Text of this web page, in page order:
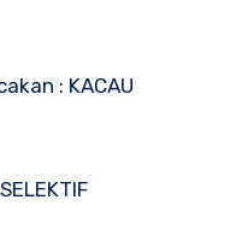
: KACAU